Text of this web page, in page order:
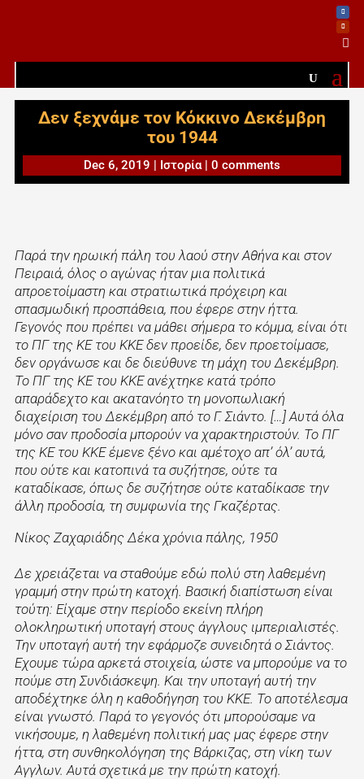

Δεν ξεχνάμε τον Κόκκινο Δεκέμβρη
του 1944
Dec 6, 2019 | Ιστορία| 0 comments
Παρά την ηρωική πάλη του λαού στην Αθήνα και στον
Πειραιά, όλος ο αγώνας ήταν μια πολιτικά
απροετοίμαστη και στρατιωτικά πρόχειρη και
σπασμωδική προσπάθεια, που έφερε στην ήττα.
Γεγονός που πρέπει να μάθει σήμερα το κόμμα, είναι ότι
το ΠΓ της ΚΕ του ΚΚΕ δεν προείδε, δεν προετοίμασε,
δεν οργάνωσε και δε διεύθυνε τη μάχη του Δεκέμβρη.
Το ΠΓ της ΚΕ του ΚΚΕ ανέχτηκε κατά τρόπο
απαράδεχτο και ακατανόητο τη μονοπωλιακή
διαχείριση του Δεκέμβρη από το Γ. Σιάντο. […] Αυτά όλα
μόνο σαν προδοσία μπορούν να χαρακτηριστούν. Το ΠΓ
της ΚΕ του ΚΚΕ έμενε ξένο και αμέτοχο απ’ όλ’ αυτά,
που ούτε και κατοπινά τα συζήτησε, ούτε τα
καταδίκασε, όπως δε συζήτησε ούτε καταδίκασε την
άλλη προδοσία, τη συμφωνία της Γκαζέρτας.
Νίκος Ζαχαριάδης Δέκα χρόνια πάλης, 1950
Δε χρειάζεται να σταθούμε εδώ πολύ στη λαθεμένη
γραμμή στην πρώτη κατοχή. Βασική διαπίστωση είναι
τούτη: Είχαμε στην περίοδο εκείνη πλήρη
ολοκληρωτική υποταγή στους άγγλους ιμπεριαλιστές.
Την υποταγή αυτή την εφάρμοζε συνειδητά ο Σιάντος.
Εχουμε τώρα αρκετά στοιχεία, ώστε να μπορούμε να το
πούμε στη Συνδιάσκεψη. Και την υποταγή αυτή την
αποδέχτηκε όλη η καθοδήγηση του ΚΚΕ. Το αποτέλεσμα
είναι γνωστό. Παρά το γεγονός ότι μπορούσαμε να
νικήσουμε, η λαθεμένη πολιτική μας μας έφερε στην
ήττα, στη συνθηκολόγηση της Βάρκιζας, στη νίκη των
Αγγλων. Αυτά σχετικά με την πρώτη κατοχή.